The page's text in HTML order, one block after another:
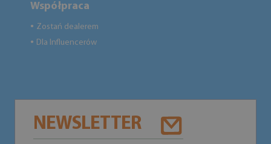
Współpraca
● Zostań dealerem
● Dla Influencerów
NEWSLETTER